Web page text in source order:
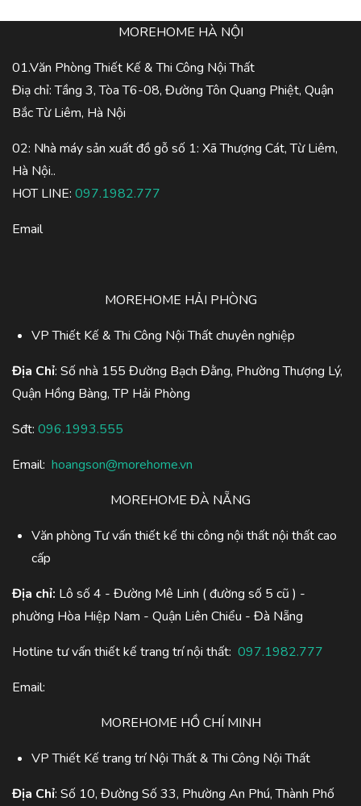
MOREHOME HÀ NỘI
01.Văn Phòng Thiết Kế & Thi Công Nội Thất
Điạ chỉ: Tầng 3, Tòa T6-08, Đường Tôn Quang Phiệt, Quận
Bắc Từ Liêm, Hà Nội
02: Nhà máy sản xuất đồ gỗ số 1: Xã Thượng Cát, Từ Liêm,
Hà Nội..
HOT LINE: 097.1982.777
Email
MOREHOME HẢI PHÒNG
VP Thiết Kế & Thi Công Nội Thất chuyên nghiệp
Địa Chỉ: Số nhà 155 Đường Bạch Đằng, Phường Thượng Lý,
Quận Hồng Bàng, TP Hải Phòng
Sđt: 096.1993.555
Email: hoangson@morehome.vn
MOREHOME ĐÀ NẴNG
Văn phòng Tư vấn thiết kế thi công nội thất nội thất cao
cấp
Địa chỉ: Lô số 4 - Đường Mê Linh ( đường số 5 cũ ) -
phường Hòa Hiệp Nam - Quận Liên Chiểu - Đà Nẵng
Hotline tư vấn thiết kế trang trí nội thất: 097.1982.777
Email:
MOREHOME HỒ CHÍ MINH
VP Thiết Kế trang trí Nội Thất & Thi Công Nội Thất
Địa Chỉ: Số 10, Đường Số 33, Phường An Phú, Thành Phố